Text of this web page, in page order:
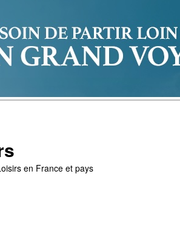
en France et pays